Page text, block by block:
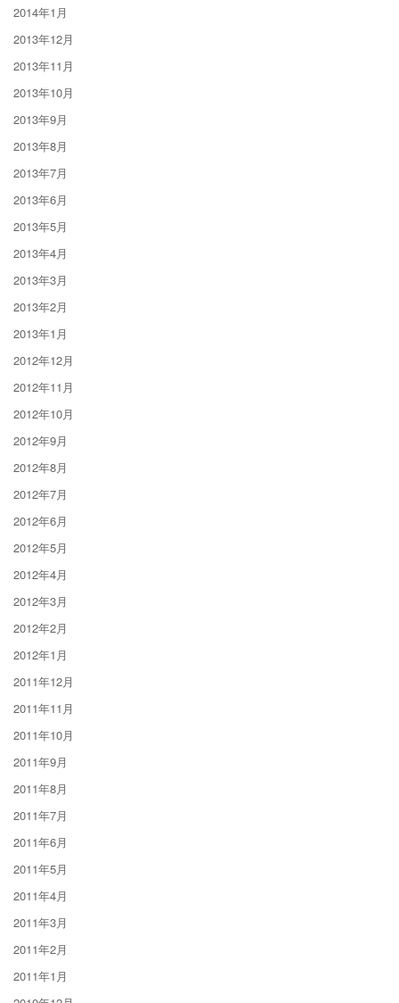
2014年1月
2013年12月
2013年11月
2013年10月
2013年9月
2013年8月
2013年7月
2013年6月
2013年5月
2013年4月
2013年3月
2013年2月
2013年1月
2012年12月
2012年11月
2012年10月
2012年9月
2012年8月
2012年7月
2012年6月
2012年5月
2012年4月
2012年3月
2012年2月
2012年1月
2011年12月
2011年11月
2011年10月
2011年9月
2011年8月
2011年7月
2011年6月
2011年5月
2011年4月
2011年3月
2011年2月
2011年1月